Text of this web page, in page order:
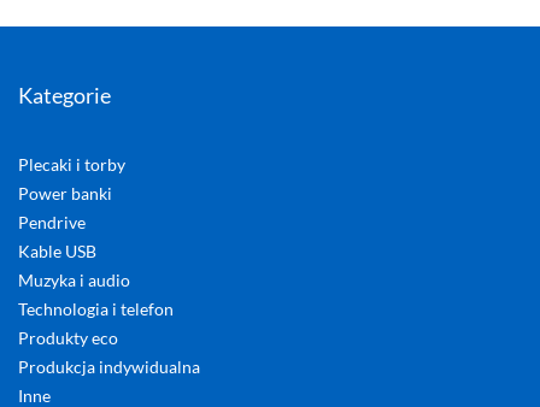
Kategorie
Plecaki i torby
Power banki
Pendrive
Kable USB
Muzyka i audio
Technologia i telefon
Produkty eco
Produkcja indywidualna
Inne